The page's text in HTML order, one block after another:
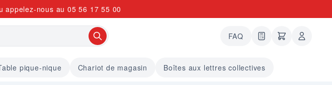
appelez-nous au 05 56 17 55 00
FAQ 0 articles dans le
undefined
pique-nique Chariot de magasin Boîtes aux lettres collectives